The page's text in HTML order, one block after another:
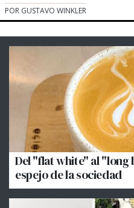
POR GUSTAVO WINKLER
Del "flat white" al "long
espejo de la sociedad